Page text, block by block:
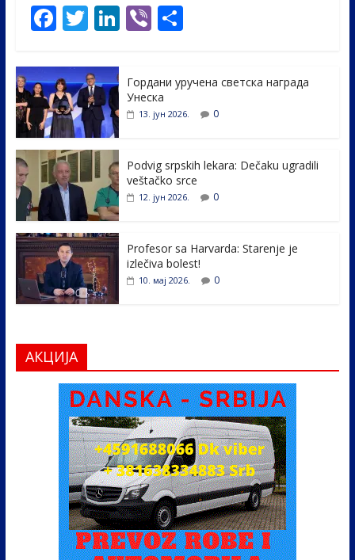
F
e
b
o
o
k
T
itt
er
Li
e
dI
Vi S
e
Гордани уручена светска награда
Унеска
13. јун 2026. 0
Podvig srpskih lekara: Dečaku ugradili
veštačko srce
12. јун 2026. 0
Profesor sa Harvarda: Starenje je
izlečiva bolest!
10. мај 2026. 0
АКЦИЈА